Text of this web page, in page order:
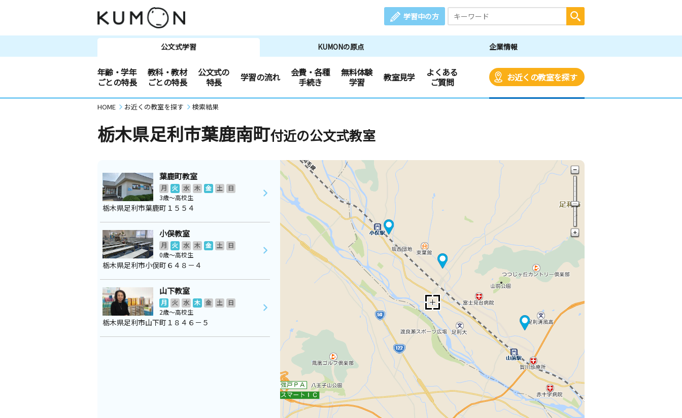
学習中の方
公文式学習 KUMONの原点 企業情報
年齢・学年
ごとの特長
教科・教材
ごとの特長
公文式の
特長
学習の流れ
会費・各種
手続き
無料体験
学習
教室見学
よくある
ご質問
お近くの教室を探す
HOME お近くの教室を探す 検索結果
栃木県足利市葉鹿南町付近の公文式教室
葉鹿町教室
月 火 水 木 金 土
日
3歳～高校生
栃木県足利市葉鹿町１５５４
小俣教室
月 火 水 木 金 土
日
0歳～高校生
栃木県足利市小俣町６４８－４
山下教室
月 火 水 木 金 土
日
2歳～高校生
栃木県足利市山下町１８４６－５